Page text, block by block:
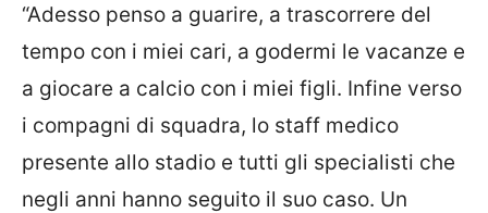
“Adesso penso a guarire, a trascorrere del
tempo con i miei cari, a godermi le vacanze e
a giocare a calcio con i miei figli. Infine verso
i compagni di squadra, lo staff medico
presente allo stadio e tutti gli specialisti che
negli anni hanno seguito il suo caso. Un